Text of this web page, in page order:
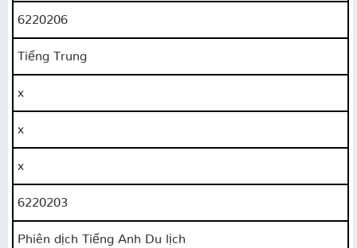
6220206
Tiếng Trung
x
x
x
6220203
Phiên dịch Tiếng Anh Du lịch